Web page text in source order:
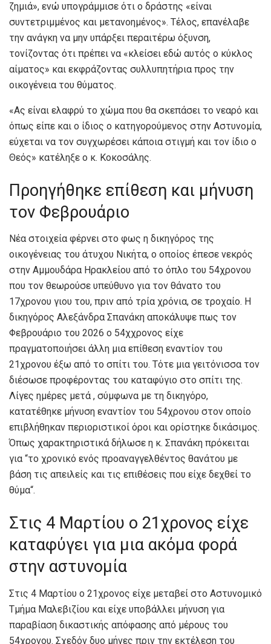
ζημιά», ενώ υπογράμμισε ότι ο δράστης «είναι
συντετριμμένος και μετανοημένος». Τέλος, επανέλαβε
την ανάγκη να μην υπάρξει περαιτέρω όξυνση,
τονίζοντας ότι πρέπει να «κλείσει εδώ αυτός ο κύκλος
αίματος» και εκφράζοντας συλλυπητήρια προς την
οικογένεια του θύματος.
«Ας είναι ελαφρύ το χώμα που θα σκεπάσει το νεαρό και
όπως είπε και ο ίδιος ο κατηγορούμενος στην Αστυνομία,
εύχεται να τον συγχωρέσει κάποια στιγμή και τον ίδιο ο
Θεός» κατέληξε ο κ. Κοκοσάλης.
Προηγήθηκε επίθεση και μήνυση
τον Φεβρουάριο
Νέα στοιχεία φέρνει στο φως η δικηγόρος της
οικογένειας του άτυχου Νικήτα, ο οποίος έπεσε νεκρός
στην Αμμουδάρα Ηρακλείου από το όπλο του 54χρονου
που τον θεωρούσε υπεύθυνο για τον θάνατο του
17χρονου γιου του, πριν από τρία χρόνια, σε τροχαίο. Η
δικηγόρος Αλεξάνδρα Σπανάκη αποκάλυψε πως τον
Φεβρουάριο του 2026 ο 54χχρονος είχε
πραγματοποιήσει άλλη μια επίθεση εναντίον του
21χρονου έξω από το σπίτι του. Τότε μια γειτόνισσα τον
διέσωσε προφέροντας του καταφύγιο στο σπίτι της.
Λίγες ημέρες μετά , σύμφωνα με τη δικηγόρο,
κατατέθηκε μήνυση εναντίον του 54χρονου στον οποίο
επιβλήθηκαν περιοριστικοί όροι και ορίστηκε δικάσιμος.
Όπως χαρακτηριστικά δήλωσε η κ. Σπανάκη πρόκειται
για “το χρονικό ενός προαναγγελθέντος θανάτου με
βάση τις απειλείς και τις επιθέσεις που είχε δεχθεί το
θύμα“.
Στις 4 Μαρτίου ο 21χρονος είχε
καταφύγει για μια ακόμα φορά
στην αστυνομία
Στις 4 Μαρτίου ο 21χρονος είχε μεταβεί στο Αστυνομικό
Τμήμα Μαλεβιζίου και είχε υποβάλλει μήνυση για
παραβίαση δικαστικής απόφασης από μέρους του
54χρονου. Σχεδόν δυο μήνες πριν την εκτέλεση του